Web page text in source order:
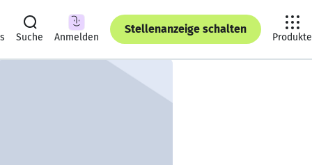
Suche Anmelden
Stellenanzeige schalten
Produkte